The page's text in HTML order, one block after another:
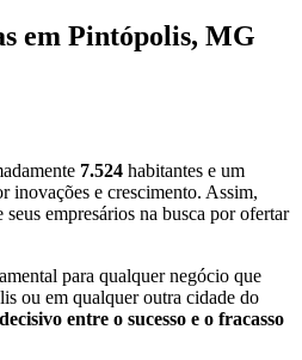
em Pintópolis, MG
7.524 habitantes e um
inovações e crescimento. Assim,
empresários na busca por ofertar
para qualquer negócio que
ou em qualquer outra cidade do
entre o sucesso e o fracasso